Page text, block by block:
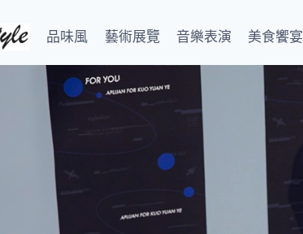
品味風 藝術展覽 音樂表演 美食饗宴